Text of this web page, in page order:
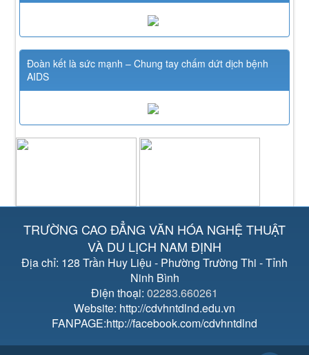
Đoàn kết là sức mạnh – Chung tay chấm dứt dịch bệnh
AIDS
TRƯỜNG CAO ĐẲNG VĂN HÓA NGHỆ THUẬT
VÀ DU LỊCH NAM ĐỊNH
Địa chỉ: 128 Trần Huy Liệu - Phường Trường Thi - Tỉnh
Ninh Bình
Điện thoại: 02283.660261
Website: http://cdvhntdlnd.edu.vn
FANPAGE:http://facebook.com/cdvhntdlnd